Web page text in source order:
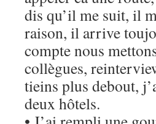
dis qu’il me suit, il
raison, il arrive
compte nous
collègues,
tieins plus debout,
deux hôtels.